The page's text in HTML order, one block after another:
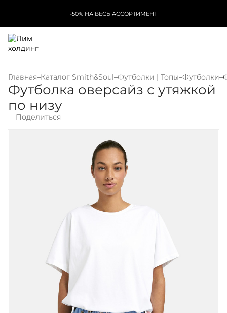
-50% НА ВЕСЬ АССОРТИМЕНТ
Главная–Каталог Smith&Soul–Футболки | Топы–Футболки–
Футболка оверсайз с утяжкой
по низу
Поделиться